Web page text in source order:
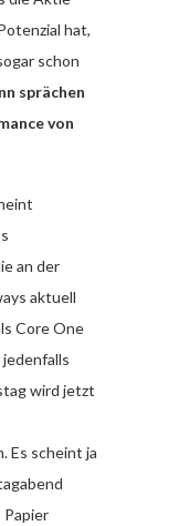
hat,
schon
sprächen
von
an der
aktuell
Core One
jedenfalls
wird jetzt
Es scheint ja
Papier